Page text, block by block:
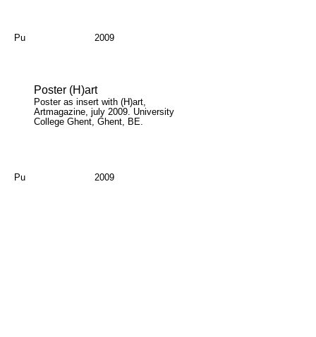
Pu 2009
Poster (H)art
Poster as insert with (H)art,
Artmagazine, july 2009. University
College Ghent, Ghent, BE.
Pu 2009